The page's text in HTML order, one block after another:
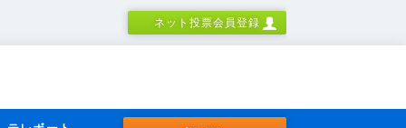
ネット投票会員登録